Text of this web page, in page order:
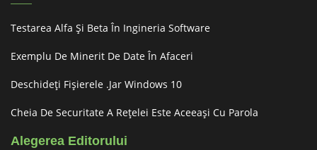
Testarea Alfa Și Beta În Ingineria Software
Exemplu De Minerit De Date În Afaceri
Deschideți Fișierele .jar Windows 10
Cheia De Securitate A Rețelei Este Aceeași Cu Parola
Alegerea Editorului